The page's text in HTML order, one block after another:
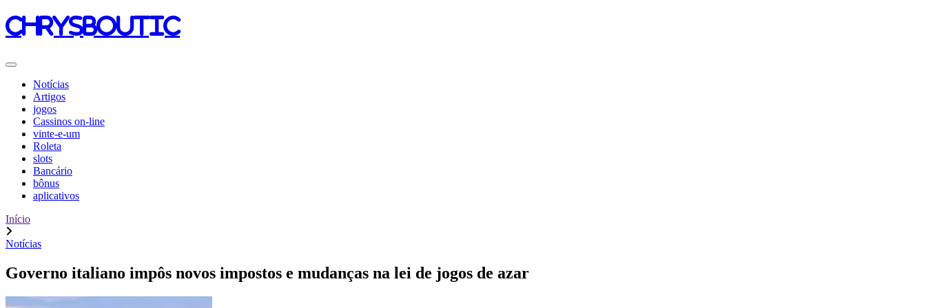
chrysboutic
Notícias
Artigos
jogos
Cassinos on-line
vinte-e-um
Roleta
slots
Bancário
bônus
aplicativos
Início
Notícias
Governo italiano impôs novos impostos e mudanças na lei de jogos de azar